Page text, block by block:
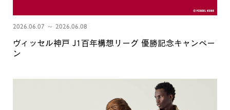
2026.06.07 ～ 2026.06.08
ヴィッセル神戸 J1百年構想リーグ 優勝記念キャンペー
ン